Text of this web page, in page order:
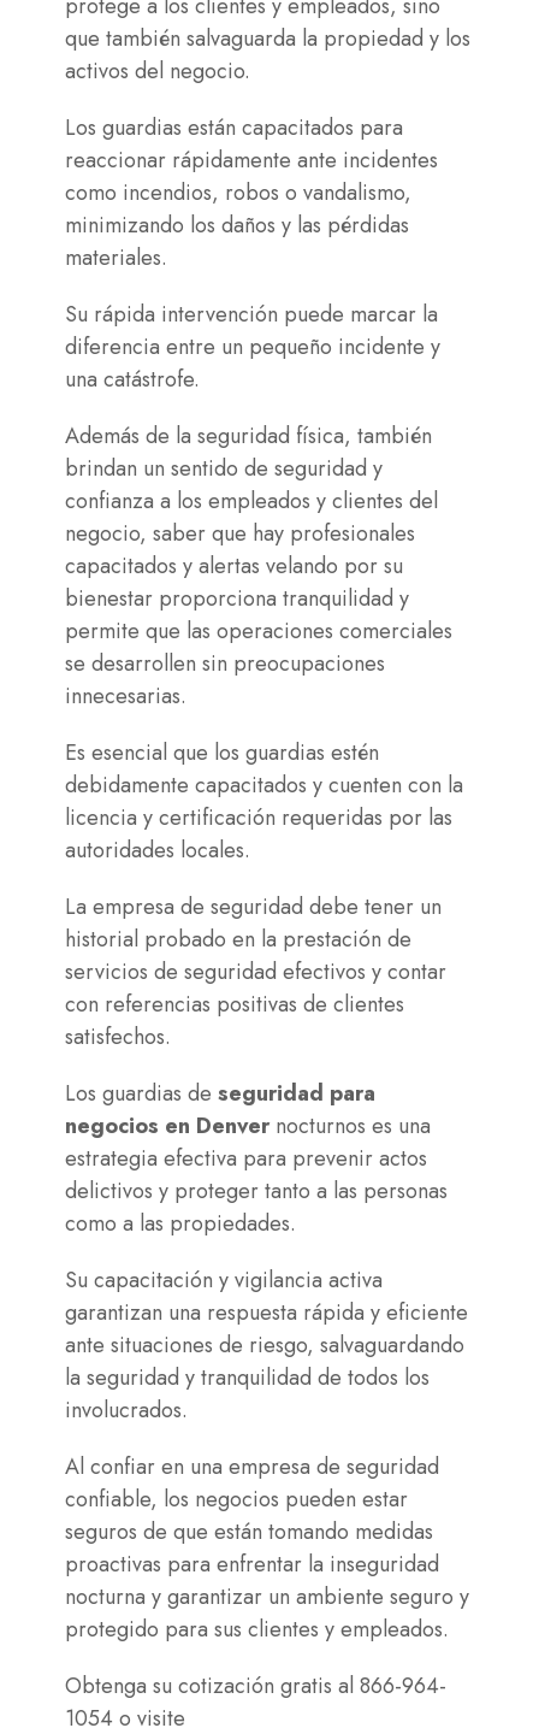
que también salvaguarda la propiedad y los
activos del negocio.
Los guardias están capacitados para
reaccionar rápidamente ante incidentes
como incendios, robos o vandalismo,
minimizando los daños y las pérdidas
materiales.
Su rápida intervención puede marcar la
diferencia entre un pequeño incidente y
una catástrofe.
Además de la seguridad física, también
brindan un sentido de seguridad y
confianza a los empleados y clientes del
negocio, saber que hay profesionales
capacitados y alertas velando por su
bienestar proporciona tranquilidad y
permite que las operaciones comerciales
se desarrollen sin preocupaciones
innecesarias.
Es esencial que los guardias estén
debidamente capacitados y cuenten con la
licencia y certificación requeridas por las
autoridades locales.
La empresa de seguridad debe tener un
historial probado en la prestación de
servicios de seguridad efectivos y contar
con referencias positivas de clientes
satisfechos.
Los guardias de seguridad para
negocios en Denvernocturnos es una
estrategia efectiva para prevenir actos
delictivos y proteger tanto a las personas
como a las propiedades.
Su capacitación y vigilancia activa
garantizan una respuesta rápida y eficiente
ante situaciones de riesgo, salvaguardando
la seguridad y tranquilidad de todos los
involucrados.
Al confiar en una empresa de seguridad
confiable, los negocios pueden estar
seguros de que están tomando medidas
proactivas para enfrentar la inseguridad
nocturna y garantizar un ambiente seguro y
protegido para sus clientes y empleados.
Obtenga su cotización gratis al 866-964-
1054 o visite